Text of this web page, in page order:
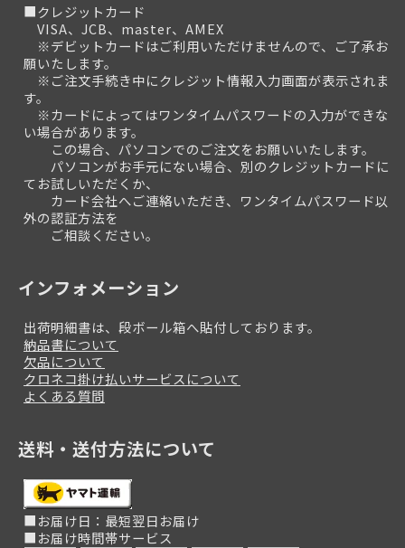
■クレジットカード
VISA、JCB、master、AMEX
※デビットカードはご利用いただけませんので、ご了承お
願いたします。
※ご注文手続き中にクレジット情報入力画面が表示されま
す。
※カードによってはワンタイムパスワードの入力ができな
い場合があります。
この場合、パソコンでのご注文をお願いいたします。
パソコンがお手元にない場合、別のクレジットカードに
てお試しいただくか、
カード会社へご連絡いただき、ワンタイムパスワード以
外の認証方法を
ご相談ください。
インフォメーション
出荷明細書は、段ボール箱へ貼付しております。
納品書について
欠品について
クロネコ掛け払いサービスについて
よくある質問
送料・送付方法について
■お届け日：最短翌日お届け
■お届け時間帯サービス